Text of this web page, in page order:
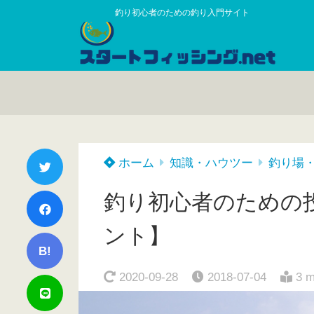
釣り初心者のための釣り入門サイト
B!
ホーム 知識・ハウツー 釣り場
釣り初心者のための
ント】
2020-09-28 2018-07-04 3